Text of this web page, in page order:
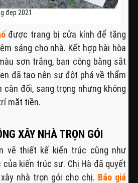
đẹp 2021
được trang bị cửa kính để tăng
sáng cho nhà. Kết hợp hài hòa
sơn trắng, ban công bằng sắt
đã tạo nên sự đột phá về thẩm
cân đối, sang trọng nhưng không
mặt tiền.
XÂY NHÀ TRỌN GÓI
vẽ thiết kế kiến trúc cũng như
kiến trúc sư. Chị Hà đã quyết
nhà trọn gói cho chị. Báo giá